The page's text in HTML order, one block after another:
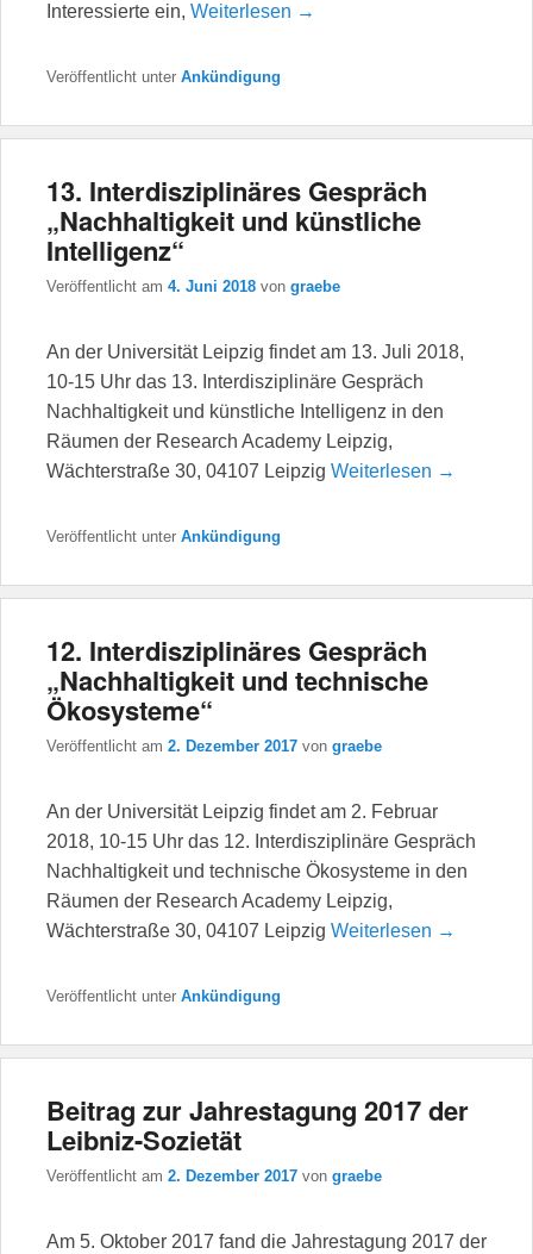
Interessierte ein, Weiterlesen →
Veröffentlicht unter Ankündigung
13. Interdisziplinäres Gespräch
„Nachhaltigkeit und künstliche
Intelligenz“
Veröffentlicht am 4. Juni 2018 von graebe
An der Universität Leipzig findet am 13. Juli 2018,
10-15 Uhr das 13. Interdisziplinäre Gespräch
Nachhaltigkeit und künstliche Intelligenz in den
Räumen der Research Academy Leipzig,
Wächterstraße 30, 04107 Leipzig Weiterlesen →
Veröffentlicht unter Ankündigung
12. Interdisziplinäres Gespräch
„Nachhaltigkeit und technische
Ökosysteme“
Veröffentlicht am 2. Dezember 2017 von graebe
An der Universität Leipzig findet am 2. Februar
2018, 10-15 Uhr das 12. Interdisziplinäre Gespräch
Nachhaltigkeit und technische Ökosysteme in den
Räumen der Research Academy Leipzig,
Wächterstraße 30, 04107 Leipzig Weiterlesen →
Veröffentlicht unter Ankündigung
Beitrag zur Jahrestagung 2017 der
Leibniz-Sozietät
Veröffentlicht am 2. Dezember 2017 von graebe
Am 5. Oktober 2017 fand die Jahrestagung 2017 der